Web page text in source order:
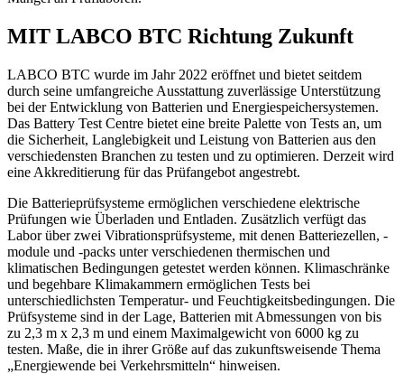
MIT LABCO BTC Richtung Zukunft
LABCO BTC wurde im Jahr 2022 eröffnet und bietet seitdem
durch seine umfangreiche Ausstattung zuverlässige Unterstützung
bei der Entwicklung von Batterien und Energiespeichersystemen.
Das Battery Test Centre bietet eine breite Palette von Tests an, um
die Sicherheit, Langlebigkeit und Leistung von Batterien aus den
verschiedensten Branchen zu testen und zu optimieren. Derzeit wird
eine Akkreditierung für das Prüfangebot angestrebt.
Die Batterieprüfsysteme ermöglichen verschiedene elektrische
Prüfungen wie Überladen und Entladen. Zusätzlich verfügt das
Labor über zwei Vibrationsprüfsysteme, mit denen Batteriezellen, -
module und -packs unter verschiedenen thermischen und
klimatischen Bedingungen getestet werden können. Klimaschränke
und begehbare Klimakammern ermöglichen Tests bei
unterschiedlichsten Temperatur- und Feuchtigkeitsbedingungen. Die
Prüfsysteme sind in der Lage, Batterien mit Abmessungen von bis
zu 2,3 m x 2,3 m und einem Maximalgewicht von 6000 kg zu
testen. Maße, die in ihrer Größe auf das zukunftsweisende Thema
„Energiewende bei Verkehrsmitteln“ hinweisen.